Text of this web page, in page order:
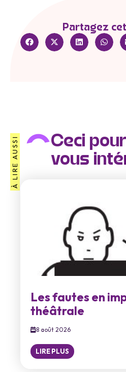
Partagez
À LIRE AUSSI
Ceci
vous
Les fautes en
théâtrale
8 août 2026
LIRE PLUS